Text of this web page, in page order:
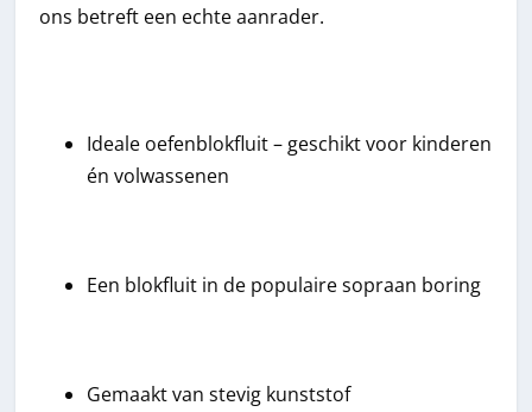
ons betreft een echte aanrader.
Ideale oefenblokfluit – geschikt voor kinderen
én volwassenen
Een blokfluit in de populaire sopraan boring
Gemaakt van stevig kunststof